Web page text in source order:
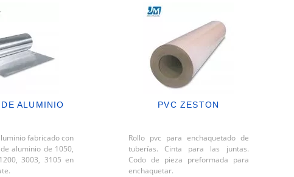
ALUMINIO
fabricado con
aluminio de 1050,
3003, 3105 en
PVC ZESTON
Rollo pvc para enchaquetado de
tuberías. Cinta para las juntas.
Codo de pieza preformada para
enchaquetar.